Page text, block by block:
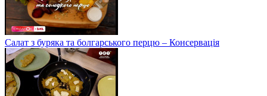
Салат з буряка та болгарського перцю – Консервація